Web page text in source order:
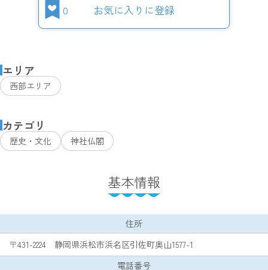
0 お気に入りに登録
エリア
西部エリア
カテゴリ
歴史・文化 神社仏閣
基本情報
住所
〒431-2224 静岡県浜松市浜名区引佐町奥山1577-1
電話番号